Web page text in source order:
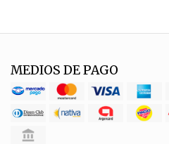
MEDIOS DE PAGO